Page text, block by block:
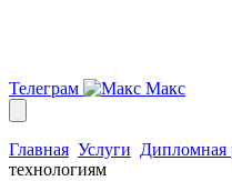
Телеграм Макс
Главная Услуги Дипломная
технологиям